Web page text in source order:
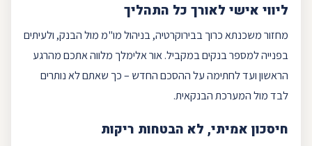
ליווי אישי לאורך כל התהליך
מחזור משכנתאכרוך בבירוקרטיה, בניהול מו"מ מול הבנק, ולעיתים
בפנייה למספר בנקים במקביל. אור אלימלך מלווה אתכם מהרגע
הראשון ועד לחתימה על ההסכם החדש – כך שאתם לא נותרים
לבד מול המערכת הבנקאית.
חיסכון אמיתי, לא הבטחות ריקות